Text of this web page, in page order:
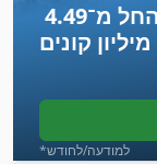
*למודעה/לחודש